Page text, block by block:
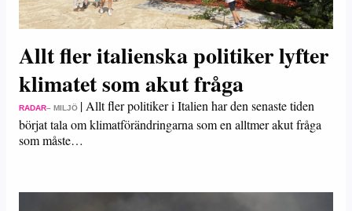
Allt fler italienska politiker lyfter
klimatet som akut fråga
RADAR– MILJÖ | Allt fler politiker i Italien har den senaste tiden
börjat tala om klimatförändringarna som en alltmer akut fråga
som måste…